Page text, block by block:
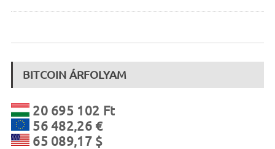
BITCOIN ÁRFOLYAM
20 695 102 Ft
56 482,26 €
65 089,17 $